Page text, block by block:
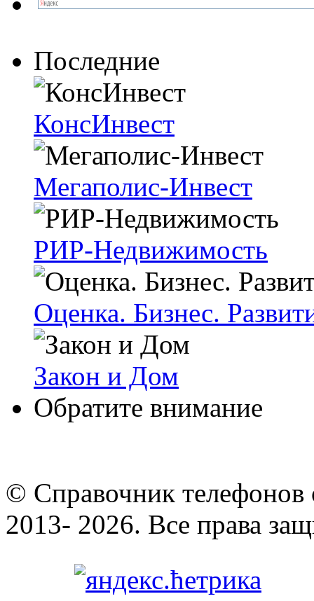
Последние
КонсИнвест
Мегаполис-Инвест
РИР-Недвижимость
Оценка. Бизнес.
Закон и Дом
Обратите внимание
© Cправочник телефонов
2013- 2026. Все права